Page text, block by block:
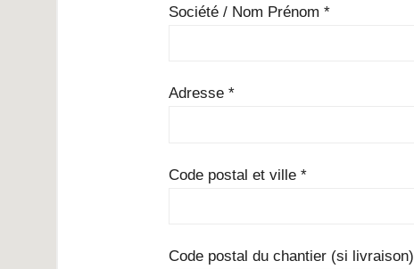
Société / Nom Prénom *
Adresse *
Code postal et ville *
Code postal du chantier (si livraison)